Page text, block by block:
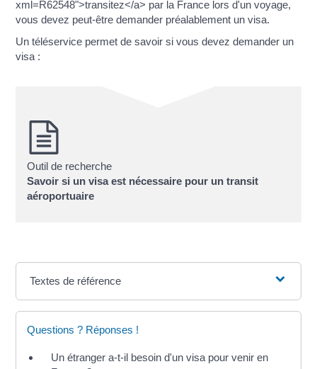
xml=R62548">transitez</a> par la France lors d'un voyage,
vous devez peut-être demander préalablement un visa.
Un téléservice permet de savoir si vous devez demander un
visa :
Outil de recherche
Savoir si un visa est nécessaire pour un transit
aéroportuaire
Textes de référence
Questions ? Réponses !
Un étranger a-t-il besoin d'un visa pour venir en